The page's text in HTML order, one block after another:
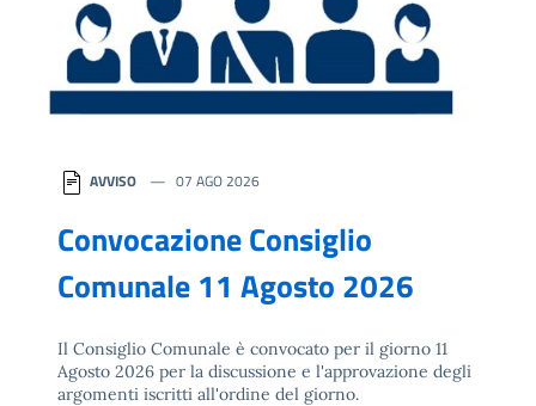
AVVISO 07 AGO 2026
Convocazione Consiglio
Comunale 11 Agosto 2026
Il Consiglio Comunale è convocato per il giorno 11
Agosto 2026 per la discussione e l'approvazione degli
argomenti iscritti all'ordine del giorno.